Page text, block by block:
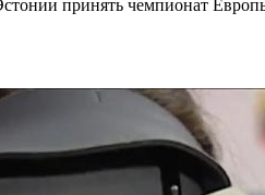
принять чемпионат